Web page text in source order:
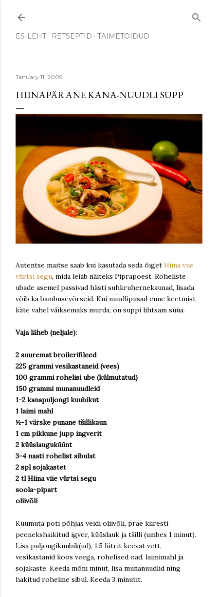
ESILEHT RETSEPTID TAIMETOIDUD
January 11, 2009
HIINAPÄRANE KANA-NUUDLI SUPP
Autentse maitse saab kui kasutada seda õiget Hiina viie
vürtsi segu, mida leiab näiteks Piprapoest. Roheliste
ubade asemel passivad hästi suhkruhernekaunad, lisada
võib ka bambusevõrseid. Kui nuudlipusad enne keetmist
käte vahel väiksemaks murda, on suppi lihtsam süüa.
Vaja läheb (neljale):
2 suuremat broilerifileed
225 grammi vesikastaneid (vees)
100 grammi rohelisi ube (külmutatud)
150 grammi munanuudleid
1-2 kanapuljongi kuubikut
1 laimi mahl
½-1 värske punane tšillikaun
1 cm pikkune jupp ingverit
2 küüslauguküünt
3-4 naati rohelist sibulat
2 spl sojakastet
2 tl Hiina viie vürtsi segu
soola-pipart
oliivõli
Kuumuta poti põhjas veidi oliivõli, prae kiiresti
peenekshaikitud igver, küüslauk ja tšilli (umbes 1 minut).
Lisa puljongikuubik(ud), 1,5 liitrit keevat vett,
vesikastanid koos veega, rohelised oad, laimimahl ja
sojakaste. Keeda mõni minut, lisa munanuudlid ning
hakitud roheline sibul. Keeda 3 minutit.